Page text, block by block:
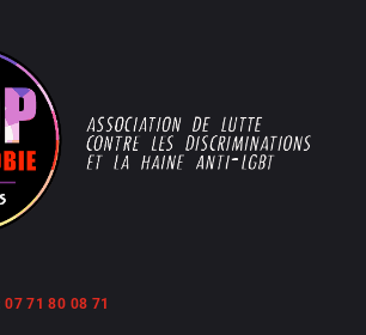
07 71 80 08 71